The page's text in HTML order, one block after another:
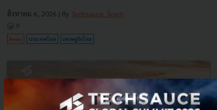
สิงหาคม 6, 2026 | By Techsauce Team
0
News ประเทศไทย เศรษฐกิจไทย